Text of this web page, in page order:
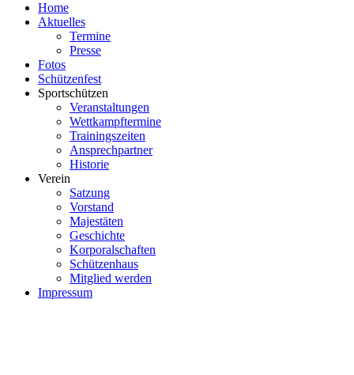
Home
Aktuelles
Termine
Presse
Fotos
Schützenfest
Sportschützen
Veranstaltungen
Wettkampftermine
Trainingszeiten
Ansprechpartner
Historie
Verein
Satzung
Vorstand
Majestäten
Geschichte
Korporalschaften
Schützenhaus
Mitglied werden
Impressum